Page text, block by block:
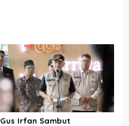
Gus Irfan Sambut